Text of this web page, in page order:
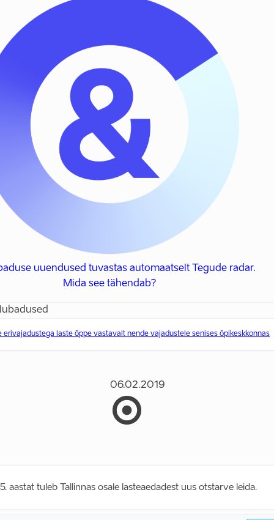
uuendused tuvastas automaatselt Tegude radar.
Mida see tähendab?
erivajadustega laste õppe vastavalt nende vajadustele senises õpikeskkonnas
06.02.2019
aastat tuleb Tallinnas osale lasteaedadest uus otstarve leida.